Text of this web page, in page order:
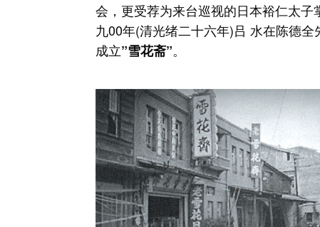
会，更受荐为来台巡视的日本裕仁太
九00年(清光绪二十六年)吕 水在陈德
成立”雪花斋”。